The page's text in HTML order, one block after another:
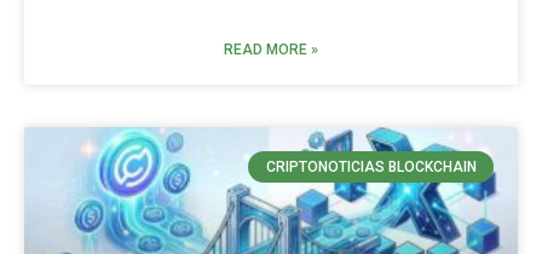
READ MORE »
CRIPTONOTICIAS BLOCKCHAIN